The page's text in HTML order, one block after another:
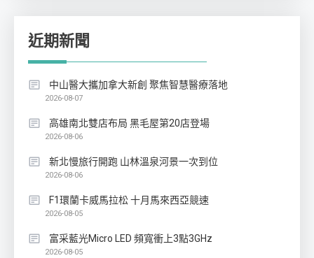
近期新聞
中山醫大攜加拿大新創 聚焦智慧醫療落地
2026-08-07
高雄南北雙店布局 黑毛屋第20店登場
2026-08-06
新北慢旅行開跑 山林溫泉河景一次到位
2026-08-06
F1環蘭卡威馬拉松 十月馬來西亞競速
2026-08-05
富采藍光Micro LED 頻寬衝上3點3GHz
2026-08-05